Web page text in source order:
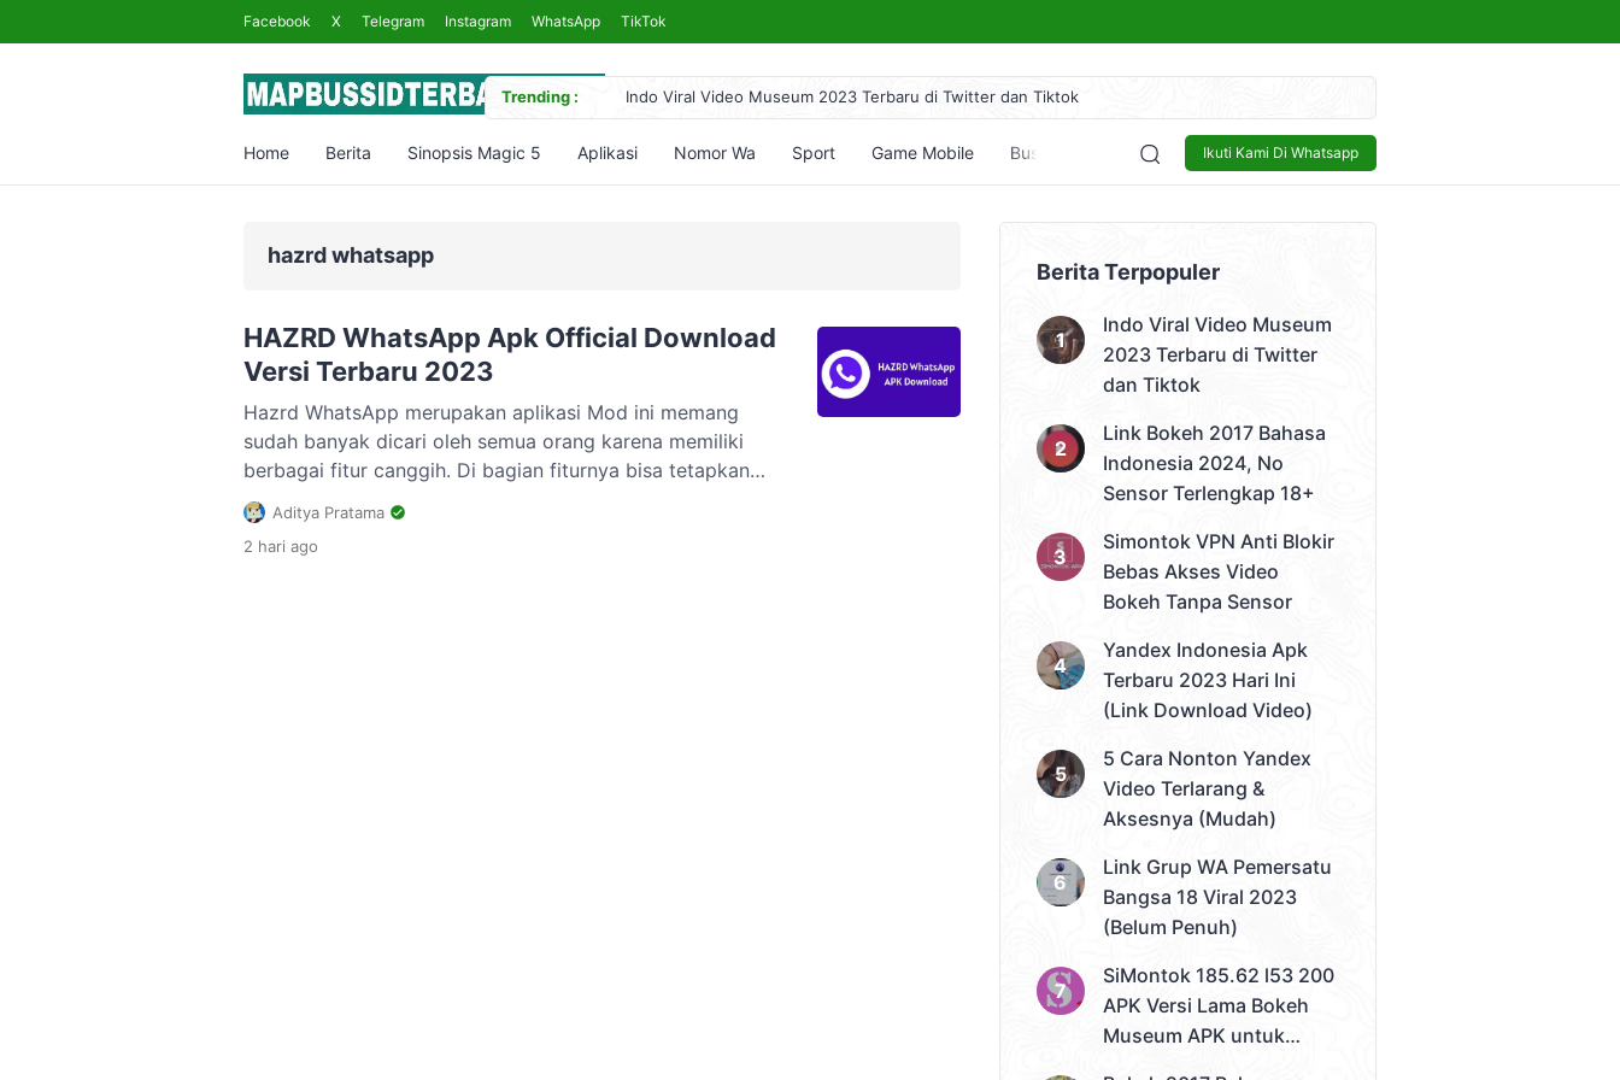
Facebook X Telegram Instagram WhatsApp TikTok
Trending :
Indo Viral Video Museum 2023 Terbaru di Twitter dan Tiktok
Link Bokeh 2017 Bahasa Indonesia 2024, No Sensor Terlengkap 18+
Simontok VPN Anti Blokir Bebas Akses Video Bokeh Tanpa Sensor
Ikuti Kami Di Whatsapp
Home Berita Sinopsis Magic 5 Aplikasi Nomor Wa Sport Game Mobile Bussid Bisnis Lowongan Kerja Tech and Gadget
hazrd whatsapp
HAZRD WhatsApp Apk Official Download
Versi Terbaru 2023
Hazrd WhatsApp merupakan aplikasi Mod ini memang
sudah banyak dicari oleh semua orang karena memiliki
berbagai fitur canggih. Di bagian fiturnya bisa tetapkan
bahwa aplikasi WhastApp hasil modifikasi ini memiliki fitur
canggih yang sungguh luar biasa untuk kalian coba.
Kehadiran dari fitur yang komplit memang sangat
Aditya Pratama
2 hari ago
Berita Terpopuler
Indo Viral Video Museum
2023 Terbaru di Twitter
dan Tiktok
Link Bokeh 2017 Bahasa
Indonesia 2024, No
Sensor Terlengkap 18+
Simontok VPN Anti Blokir
Bebas Akses Video
Bokeh Tanpa Sensor
Yandex Indonesia Apk
Terbaru 2023 Hari Ini
(Link Download Video)
5 Cara Nonton Yandex
Video Terlarang &
Aksesnya (Mudah)
Link Grup WA Pemersatu
Bangsa 18 Viral 2023
(Belum Penuh)
SiMontok 185.62 l53 200
APK Versi Lama Bokeh
Museum APK untuk